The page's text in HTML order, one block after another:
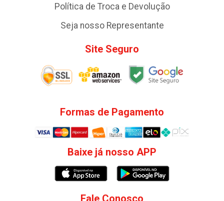
Política de Troca e Devolução
Seja nosso Representante
Site Seguro
Formas de Pagamento
Baixe já nosso APP